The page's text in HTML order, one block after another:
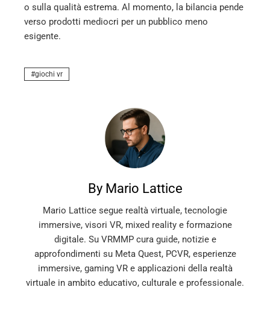
o sulla qualità estrema. Al momento, la bilancia pende
verso prodotti mediocri per un pubblico meno
esigente.
giochi vr
By Mario Lattice
Mario Lattice segue realtà virtuale, tecnologie
immersive, visori VR, mixed reality e formazione
digitale. Su VRMMP cura guide, notizie e
approfondimenti su Meta Quest, PCVR, esperienze
immersive, gaming VR e applicazioni della realtà
virtuale in ambito educativo, culturale e professionale.